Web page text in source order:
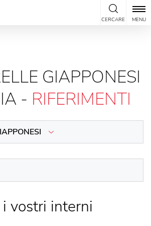
CERCARE MENU
GIAPPONESI
- RIFERIMENTI
vostri interni